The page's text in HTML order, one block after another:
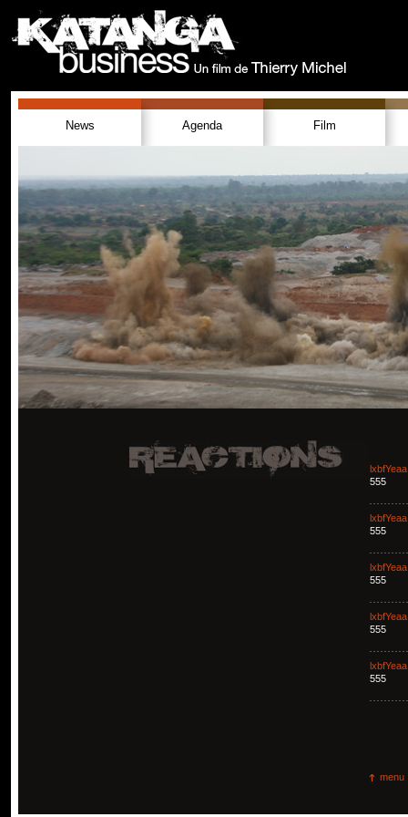
News Agenda Film
lxbfYeaa
555
lxbfYeaa
555
lxbfYeaa
555
lxbfYeaa
555
lxbfYeaa
555
menu